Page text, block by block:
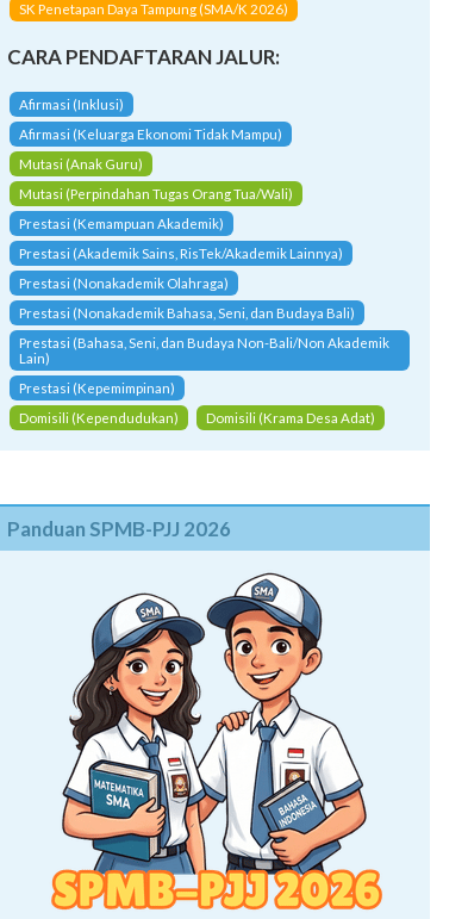
SK Penetapan Daya Tampung (SMA/K 2026)
CARA PENDAFTARAN JALUR:
Afirmasi (Inklusi)
Afirmasi (Keluarga Ekonomi Tidak Mampu)
Mutasi (Anak Guru)
Mutasi (Perpindahan Tugas Orang Tua/Wali)
Prestasi (Kemampuan Akademik)
Prestasi (Akademik Sains, RisTek/Akademik Lainnya)
Prestasi (Nonakademik Olahraga)
Prestasi (Nonakademik Bahasa, Seni, dan Budaya Bali)
Prestasi (Bahasa, Seni, dan Budaya Non-Bali/Non Akademik
Lain)
Prestasi (Kepemimpinan)
Domisili (Kependudukan)
Domisili (Krama Desa Adat)
Panduan SPMB-PJJ 2026